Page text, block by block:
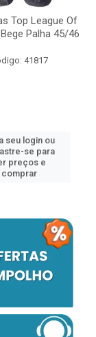
Top League Of
Palha 45/46
41817
seu login ou
se para
preços e
comprar